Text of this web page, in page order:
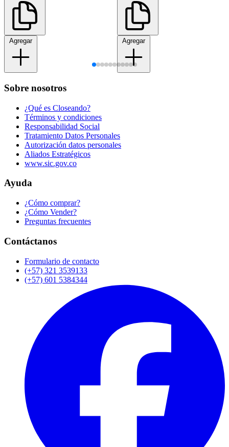
Agregar Agregar
Sobre nosotros
¿Qué es Closeando?
Términos y condiciones
Responsabilidad Social
Tratamiento Datos Personales
Autorización datos personales
Aliados Estratégicos
www.sic.gov.co
Ayuda
¿Cómo comprar?
¿Cómo Vender?
Preguntas frecuentes
Contáctanos
Formulario de contacto
(+57) 321 3539133
(+57) 601 5384344